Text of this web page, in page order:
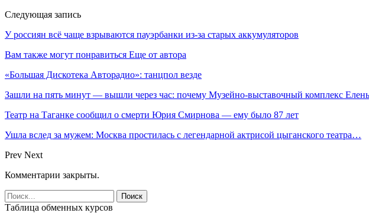
Следующая запись
У россиян всё чаще взрываются пауэрбанки из-за старых аккумуляторов
Вам также могут понравиться Еще от автора
«Большая Дискотека Авторадио»: танцпол везде
Зашли на пять минут — вышли через час: почему Музейно-выставочный комплекс
Театр на Таганке сообщил о смерти Юрия Смирнова — ему было 87 лет
Ушла вслед за мужем: Москва простилась с легендарной актрисой цыганского театра…
Prev Next
Комментарии закрыты.
Таблица обменных курсов